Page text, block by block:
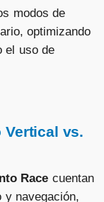
30 días
modos de
optimizando
el uso de
Vertical vs.
Race cuentan
y navegación,